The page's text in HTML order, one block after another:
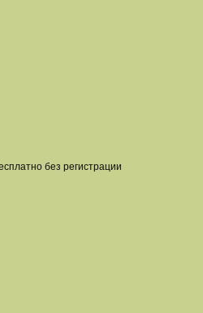
без регистрации